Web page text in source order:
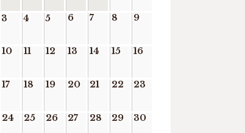
3 4 5 6 7 8 9
10 11 12 13 14 15 16
17 18 19 20 21 22 23
24 25 26 27 28 29 30